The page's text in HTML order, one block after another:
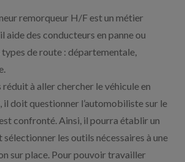
remorqueur H/F est un métier
aide des conducteurs en panne ou
de route : départementale,
réduit à aller chercher le véhicule en
il doit questionner l’automobiliste sur le
confronté. Ainsi, il pourra établir un
les outils nécessaires à une
sur place. Pour pouvoir travailler